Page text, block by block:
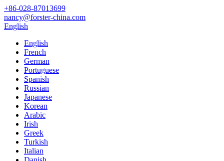
‎+86-028-87013699‎
nancy@forster-china.com
English
English
French
German
Portuguese
Spanish
Russian
Japanese
Korean
Arabic
Irish
Greek
Turkish
Italian